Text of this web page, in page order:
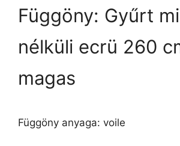
Függöny: Gyűrt
nélküli ecrü 260
magas
Függöny anyaga: voile